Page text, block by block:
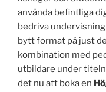
använda befintliga
bedriva
bytt format på just
kombination med
utbildare under titeln
det nu att boka en